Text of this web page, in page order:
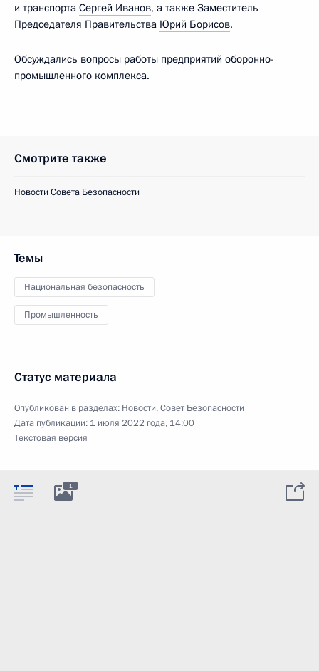
и транспорта Сергей Иванов, а также Заместитель
Председателя Правительства Юрий Борисов.
Обсуждались вопросы работы предприятий оборонно-
промышленного комплекса.
Смотрите также
Новости Совета Безопасности
Темы
Национальная безопасность
Промышленность
Статус материала
Опубликован в разделах: Новости,Совет Безопасности
Дата публикации: 1 июля 2022 года, 14:00
Текстовая версия
1